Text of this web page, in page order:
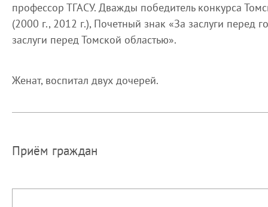
профессор ТГАСУ. Дважды победитель конкурса
(2000 г., 2012 г.), Почетный знак «За заслуги перед
заслуги перед Томской областью».
Женат, воспитал двух дочерей.
Приём граждан